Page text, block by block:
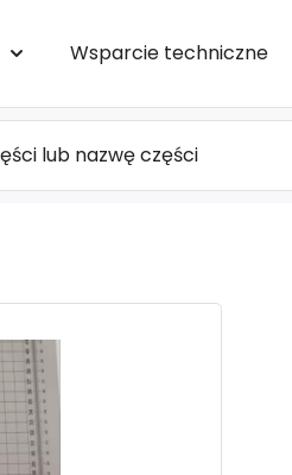
Wsparcie techniczne